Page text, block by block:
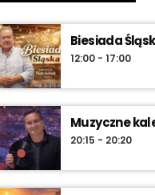
niemiecku. Audycja
kulturze, tradycjach i
Biesiada
12:00 - 17:00
Muzyczne
20:15 - 20:20